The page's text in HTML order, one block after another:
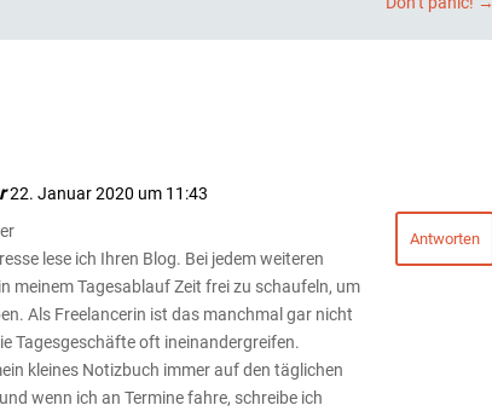
22. Januar 2020 um 11:43
lese ich Ihren Blog. Bei jedem weiteren
meinem Tagesablauf Zeit frei zu schaufeln, um
Als Freelancerin ist das manchmal gar nicht
Tagesgeschäfte oft ineinandergreifen.
kleines Notizbuch immer auf den täglichen
wenn ich an Termine fahre, schreibe ich
Antworten